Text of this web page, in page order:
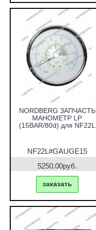
NORDBERG ЗАПЧАСТЬ
МАНОМЕТР LP
(15BAR/80d) для NF22L
NF22L#GAUGE15
5250.00руб.
заказать